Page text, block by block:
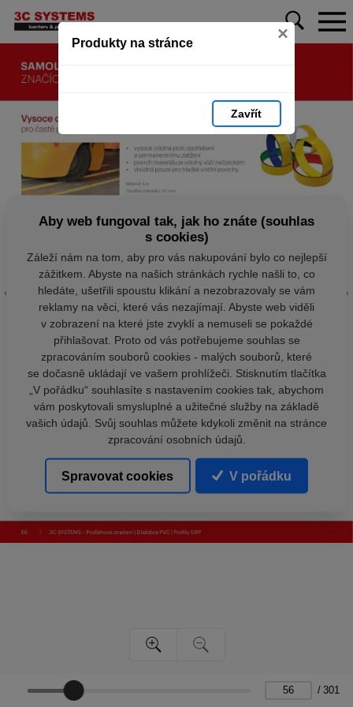
Produkty na stránce ×
Zavřít
/ 301
Aby web fungoval tak, jak ho znáte (souhlas
s cookies)
Záleží nám na tom, aby pro vás nakupování bylo co nejlepší
zážitkem. Abyste na našich stránkách rychle našli to, co
hledáte, ušetřili spoustu klikání a nezobrazovaly se vám
reklamy na věci, které vás nezajímají. Abyste web viděli
v zobrazení na které jste zvyklí a nemuseli se pokaždé
přihlašovat. Proto od vás potřebujeme souhlas se
zpracováním souborů cookies - malých souborů, které
se dočasně ukládají ve vašem prohlížeči. Stisknutím tlačítka
„V pořádku“ souhlasíte s nastavením cookies tak, abychom
vám poskytovali smysluplné a užitečné služby na základě
vašich údajů. Svůj souhlas můžete kdykoli změnit na stránce
zpracování osobních údajů.
Spravovat cookies V pořádku